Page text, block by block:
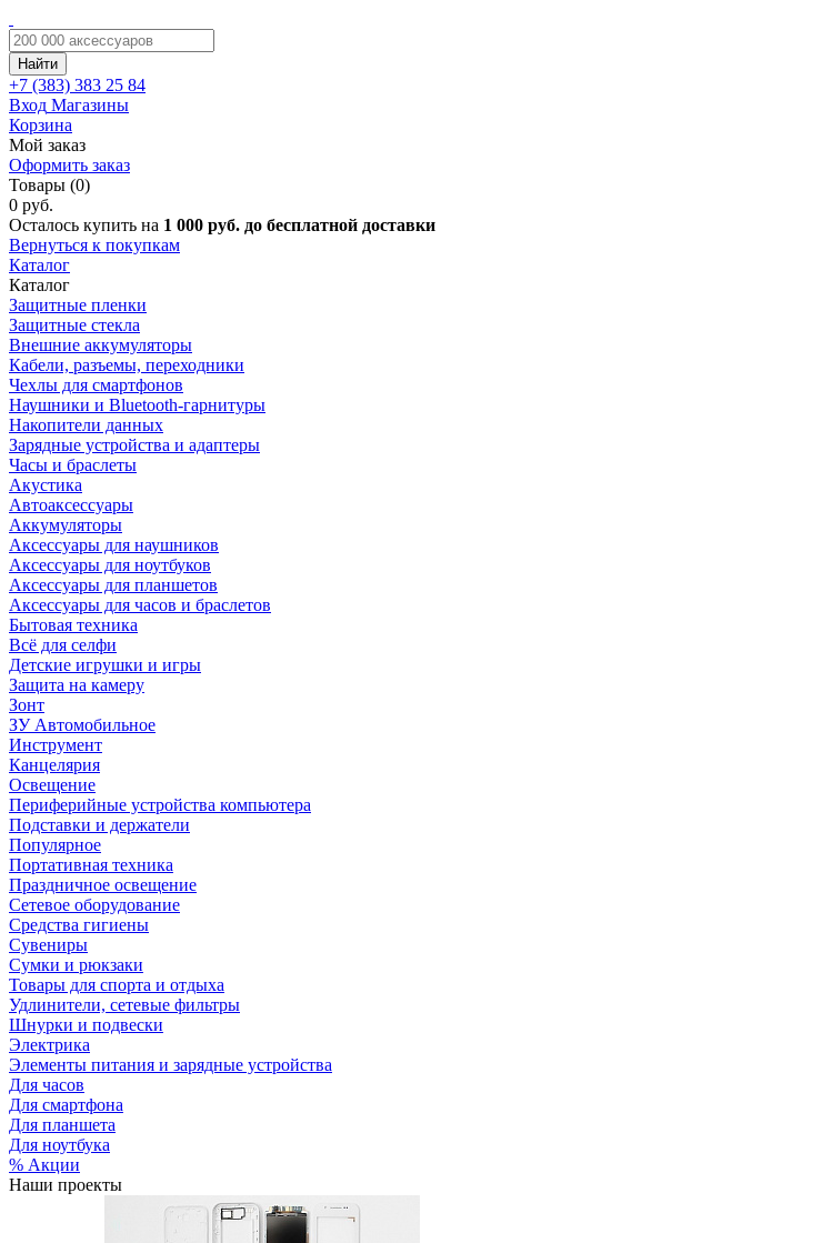
Найти
+7 (383) 383 25 84
Вход Магазины
Корзина
Мой заказ
Оформить заказ
Товары (0)
0 руб.
Осталось купить на 1 000 руб. до бесплатной доставки
Вернуться к покупкам
Каталог
Каталог
Защитные пленки
Защитные стекла
Внешние аккумуляторы
Кабели, разъемы, переходники
Чехлы для смартфонов
Наушники и Bluetooth-гарнитуры
Накопители данных
Зарядные устройства и адаптеры
Часы и браслеты
Акустика
Автоаксессуары
Аккумуляторы
Аксессуары для наушников
Аксессуары для ноутбуков
Аксессуары для планшетов
Аксессуары для часов и браслетов
Бытовая техника
Всё для селфи
Детские игрушки и игры
Защита на камеру
Зонт
ЗУ Автомобильное
Инструмент
Канцелярия
Освещение
Периферийные устройства компьютера
Подставки и держатели
Популярное
Портативная техника
Праздничное освещение
Сетевое оборудование
Средства гигиены
Сувениры
Сумки и рюкзаки
Товары для спорта и отдыха
Удлинители, сетевые фильтры
Шнурки и подвески
Электрика
Элементы питания и зарядные устройства
Для часов
Для смартфона
Для планшета
Для ноутбука
% Акции
Наши проекты